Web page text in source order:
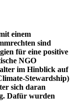
einem
sind
für eine positive
NGO
im Hinblick auf
Stewardship)
sich daran
Dafür wurden